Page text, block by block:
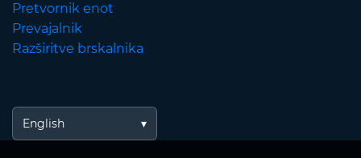
Pretvornik enot
Prevajalnik
Razširitve brskalnika
English